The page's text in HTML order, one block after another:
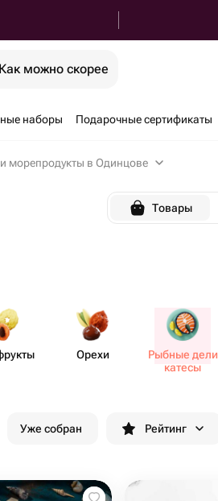
Как можно скорее
наборы Подарочные сертификаты
морепродукты в Одинцове
Товары
Орехи
Рыбные дели​
катесы
Уже собран Рейтинг